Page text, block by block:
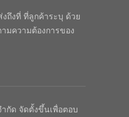
ถึงที่ ที่ลูกค้าระบุ ด้วย
ามความต้องการของ
ำกัด จัดตั้งขึ้นเพื่อตอบ